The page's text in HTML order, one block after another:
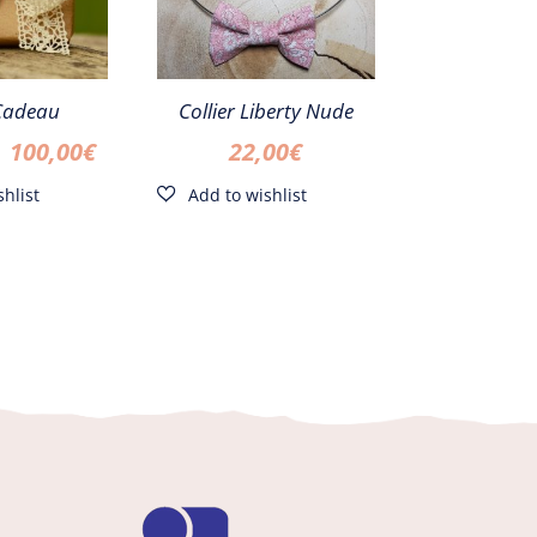
100,00€Plage
Collier Liberty Nude
22,00€